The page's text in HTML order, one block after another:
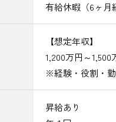
有給休暇（6ヶ月
【想定年収】
1,200万円～1,500
※経験・役割・勤
昇給あり